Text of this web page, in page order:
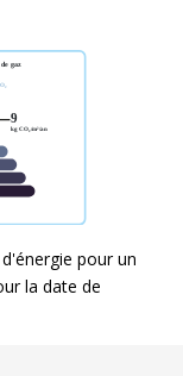
pour un
la date de